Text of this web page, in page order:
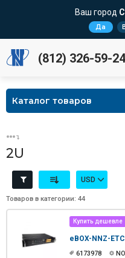
Ваш город
Да
(812) 326-59-24
Каталог товаров
2U
USD
Товаров в категории: 44
Купить дешевле
eBOX-NNZ-
6173978